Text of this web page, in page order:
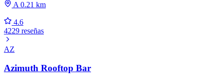
A 0.21 km
4.6
4229 reseñas
AZ
Azimuth Rooftop Bar